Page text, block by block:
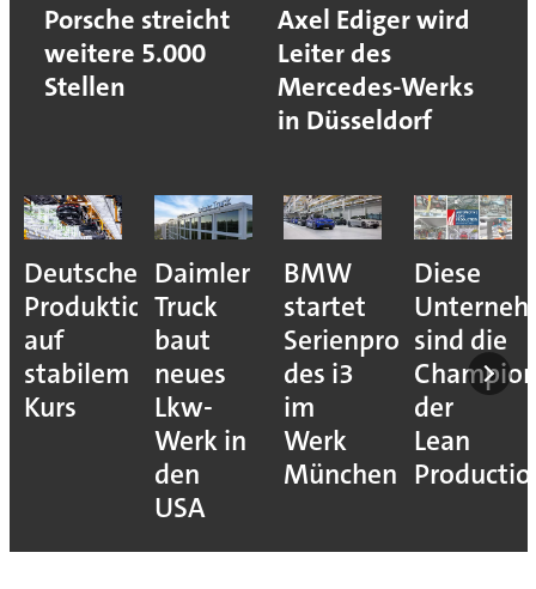
Porsche streicht
weitere 5.000
Stellen
Axel Ediger wird
Leiter des
Mercedes-Werks
in Düsseldorf
Deutsche
Produktion
auf
stabilem
Kurs
Daimler
Truck
baut
neues
Lkw-
Werk in
den
USA
BMW
startet
Serienproduktion
des i3
im
Werk
München
Diese
sind die
der
Lean